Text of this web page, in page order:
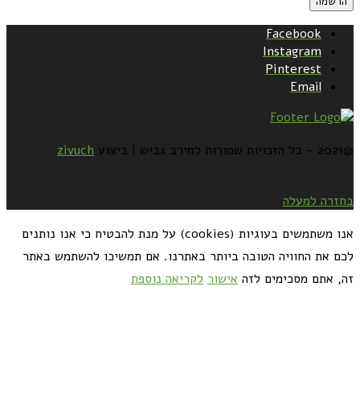
Facebook
Instagram
Pinterest
Email
zivuch
למעלה
אנו משתמשים בעוגיות (cookies) על מנת להבטיח כי אנו נותנים
את החוויה הטובה ביותר באתרנו. אם תמשיכו להשתמש באתר
אתם מסכימים לזה אישור לקריאה נוספת